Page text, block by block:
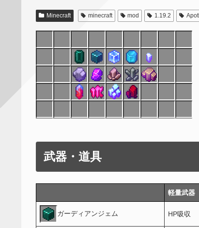
Minecraft minecraft mod 1.19.2
武器・道具
軽量武器
ガーディアンジェム HP吸収